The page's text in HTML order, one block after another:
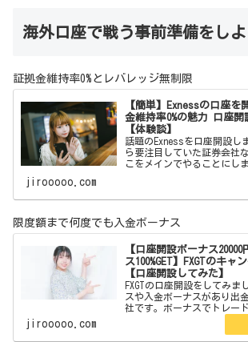
海外口座で戦う事前準備をしよ
証拠金維持率0%とレバレッジ無制限
【簡単】Exnessの口座を
金維持率0%の魅力 口座開
【体験談】
話題のExnessを口座開設
ら要注目していた証券会社
こをメインでやることにし
はボーナスはありません。
jirooooo.com
限度額まで何度でも入金ボーナス
【口座開設ボーナス20000
ス100%GET】FXGTのキャ
【口座開設してみた】
FXGTの口座開設をしてみま
スや入金ボーナスがあり出
社です。ボーナスでトレー
ここからFXGTのサイト
開設ボーナス20000円＋
jirooooo.com